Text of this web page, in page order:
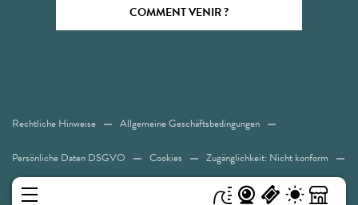
COMMENT VENIR ?
Rechtliche Hinweise Allgemeine Geschäftsbedingungen
Persönliche Daten DSGVO Cookies Zugänglichkeit: Nicht konform
Sitemap